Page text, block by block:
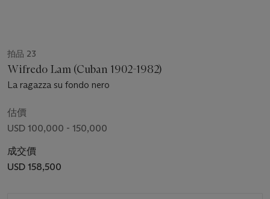
拍品 23
Wifredo Lam (Cuban 1902-1982)
La ragazza su fondo nero
估價
USD 100,000 - 150,000
成交價
USD 158,500